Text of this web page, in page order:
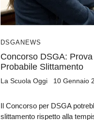
DSGA NEWS
Concorso DSGA:
Probabile Slittamento
La Scuola Oggi 10 Gennaio
Il Concorso per DSGA
slittamento rispetto alla
Sì, voglio la